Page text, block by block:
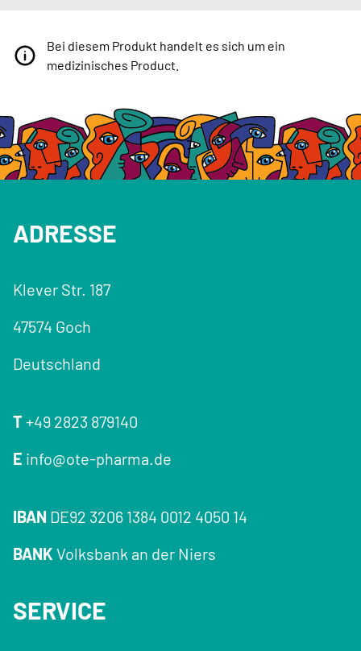
Bei diesem Produkt handelt es sich um ein
medizinisches Product.
ADRESSE
Klever Str. 187
47574 Goch
Deutschland
T+49 2823 879140
E info@ote-pharma.de
IBAN DE92 3206 1384 0012 4050 14
BANK Volksbank an der Niers
SERVICE